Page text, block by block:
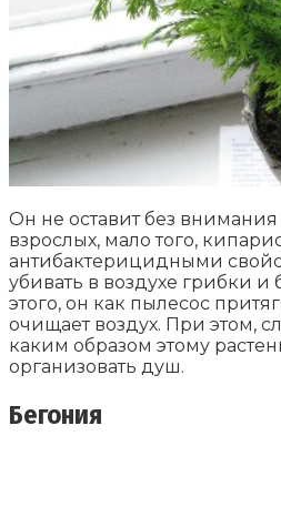
Он не оставит без
взрослых, мало того,
антибактерицидными
убивать в воздухе грибки и
этого, он как пылесос
очищает воздух. При этом,
каким образом этому
организовать душ.
Бегония